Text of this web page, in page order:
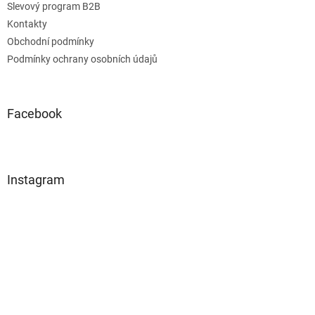
Slevový program B2B
Kontakty
Obchodní podmínky
Podmínky ochrany osobních údajů
Facebook
Instagram